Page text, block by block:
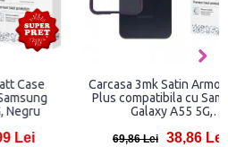
Carcasa 3mk Satin Armor Case
Plus compatibila cu Samsung
Galaxy A55 5G,
38,86 Lei